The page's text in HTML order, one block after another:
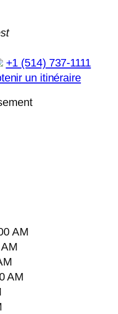
+1 (514) 737-1111
un itinéraire
AM
AM